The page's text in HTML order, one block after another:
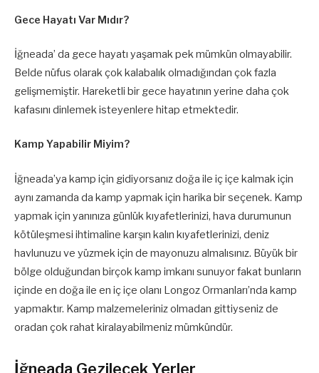
Gece Hayatı Var Mıdır?
İğneada’ da gece hayatı yaşamak pek mümkün olmayabilir.
Belde nüfus olarak çok kalabalık olmadığından çok fazla
gelişmemiştir. Hareketli bir gece hayatının yerine daha çok
kafasını dinlemek isteyenlere hitap etmektedir.
Kamp Yapabilir Miyim?
İğneada’ya kamp için gidiyorsanız doğa ile iç içe kalmak için
aynı zamanda da kamp yapmak için harika bir seçenek. Kamp
yapmak için yanınıza günlük kıyafetlerinizi, hava durumunun
kötüleşmesi ihtimaline karşın kalın kıyafetlerinizi, deniz
havlunuzu ve yüzmek için de mayonuzu almalısınız. Büyük bir
bölge olduğundan birçok kamp imkanı sunuyor fakat bunların
içinde en doğa ile en iç içe olanı Longoz Ormanları’nda kamp
yapmaktır. Kamp malzemeleriniz olmadan gittiyseniz de
oradan çok rahat kiralayabilmeniz mümkündür.
İğneada Gezilecek Yerler